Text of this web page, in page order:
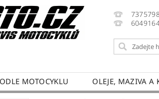
MOTOCYKLU OLEJE, MAZIVA A